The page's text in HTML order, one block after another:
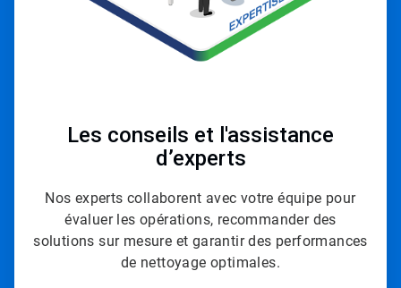
Les conseils et l'assistance
d’experts
Nos experts collaborent avec votre équipe pour
évaluer les opérations, recommander des
solutions sur mesure et garantir des performances
de nettoyage optimales.